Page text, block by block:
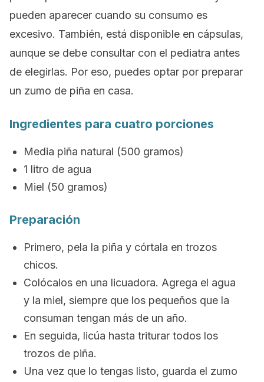
pueden aparecer cuando su consumo es
excesivo. También, está disponible en cápsulas,
aunque se debe consultar con el pediatra antes
de elegirlas. Por eso, puedes optar por preparar
un zumo de piña en casa.
Ingredientes para cuatro porciones
Media piña natural (500 gramos)
1 litro de agua
Miel (50 gramos)
Preparación
Primero, pela la piña y córtala en trozos
chicos.
Colócalos en una licuadora. Agrega el agua
y la miel, siempre que los pequeños que la
consuman tengan más de un año.
En seguida, licúa hasta triturar todos los
trozos de piña.
Una vez que lo tengas listo, guarda el zumo